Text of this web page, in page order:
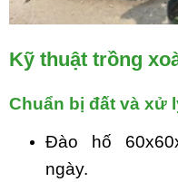
Kỹ thuật trồng
Chuẩn bị đất và xử
Đào hố
ngày.